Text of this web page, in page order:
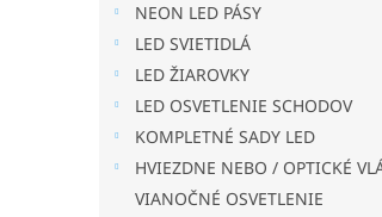
NEON LED PÁSY
LED SVIETIDLÁ
LED ŽIAROVKY
LED OSVETLENIE SCHODOV
KOMPLETNÉ SADY LED
HVIEZDNE NEBO / OPTICKÉ
VIANOČNÉ OSVETLENIE